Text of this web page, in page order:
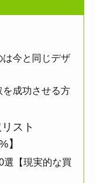
今と同じデザ
成功させる方
スト
】
選【現実的な買